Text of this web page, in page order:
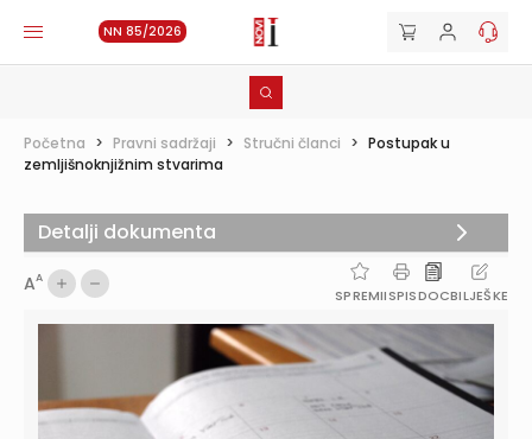
NN 85/2026
Početna > Pravni sadržaji > Stručni članci > Postupak u
zemljišnoknjižnim stvarima
AA
SPREMIISPISDOCBILJEŠKE
Detalji dokumenta